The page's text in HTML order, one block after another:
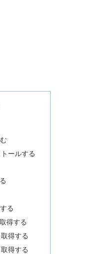
ールする
る
得する
得する
得する